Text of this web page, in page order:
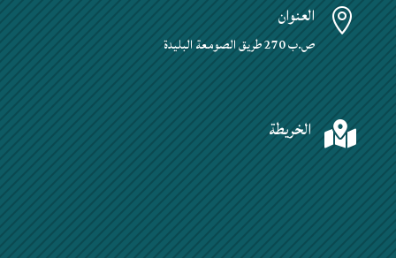
 العنوان
ص.ب 270 طريق الصومعة البليدة
 الخريطة